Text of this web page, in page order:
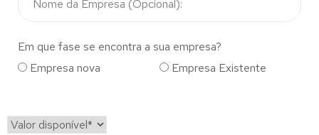
Em que fase se encontra a sua empresa?
Empresa nova
Empresa Existente